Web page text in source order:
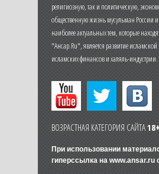
религиозную, так и политическую,
общественную жизнь мусульман России
наиболее актуальных тем, которые
"Ансар.Ru", является развитие
исламских финансов и халяль-индустрии.
ВОЗРАСТНАЯ КАТЕГОРИЯ САЙТА18+
При использовании
гиперссылка на www.ansar.ru